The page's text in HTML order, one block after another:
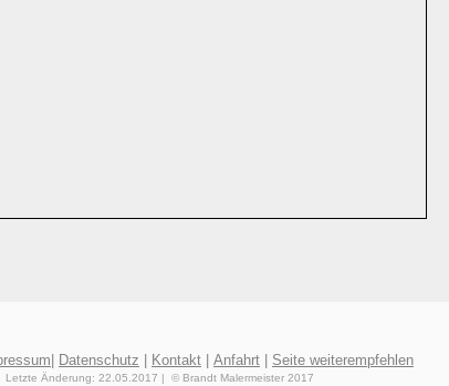
| Datenschutz | Kontakt | Anfahrt | Seite weiterempfehlen
Letzte Änderung: 22.05.2017 | © Brandt Malermeister 2017